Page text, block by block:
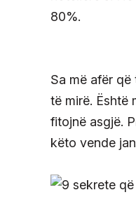
80%.
Sa më afër
të mirë. Është
fitojnë asgjë.
këto vende